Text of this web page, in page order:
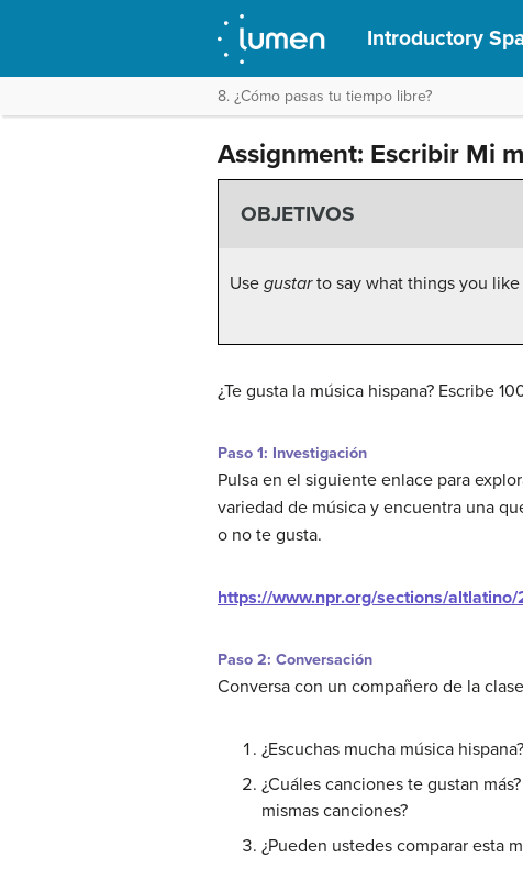
Introductory
8. ¿Cómo pasas tu tiempo libre?
Assignment: Escribir Mi
OBJETIVOS
Use gustarto say what things you like
¿Te gusta la música hispana? Escribe
Paso 1: Investigación
Pulsa en el siguiente enlace para
variedad de música y encuentra una
o no te gusta.
https://www.npr.org/sections/
Paso 2: Conversación
Conversa con un compañero de la
¿Escuchas mucha música
¿Cuáles canciones te gustan
mismas canciones?
¿Pueden ustedes comparar esta